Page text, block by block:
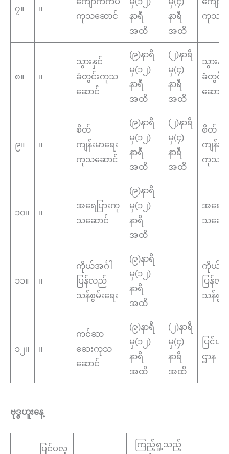
၇။ ။
ကုသဆောင်
နာရီ
အထိ
နာရီ
အထိ
ကုသဆ
၈။ ။
သွားနှင်
ခံတွင်းကုသ
ဆောင်
(၉)နာရီ
မှ(၁၂)
နာရီ
အထိ
(၂)နာရီ
မှ(၄)
နာရီ
အထိ
သွားနှင်
ခံတွင်
ဆောင်
၉။ ။
စိတ်
ကျန်းမာရေး
ကုသဆောင်
(၉)နာရီ
မှ(၁၂)
နာရီ
အထိ
(၂)နာရီ
မှ(၄)
နာရီ
အထိ
စိတ်
ကျန်းမ
ကုသဆ
၁၀။ ။
အရေပြားကု
သဆောင်
(၉)နာရီ
မှ(၁၂)
နာရီ
အထိ
အရေပ
သဆေ
၁၁။ ။
ကိုယ်အင်္ဂါ
ပြန်လည်
သန်စွမ်းရေး
(၉)နာရီ
မှ(၁၂)
နာရီ
အထိ
ကိုယ်အင်္
ပြန်လ
သန်စွမ်
၁၂။ ။
ကင်ဆာ
ဆေးကုသ
ဆောင်
(၉)နာရီ
မှ(၁၂)
နာရီ
အထိ
(၂)နာရီ
မှ(၄)
နာရီ
အထိ
ပြင်ပ
ဌာန
ဗုဒ္ဓဟူးနေ့
ပြင်ပလူ
ကြည့်ရှု့သည့်